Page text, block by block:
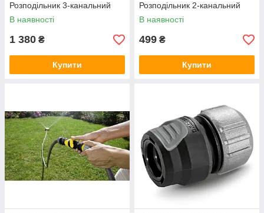
Розподільник 3-канальний
В наявності
1 380 ₴
Купити
Розподільник 2-канальний
В наявності
499 ₴
Купити